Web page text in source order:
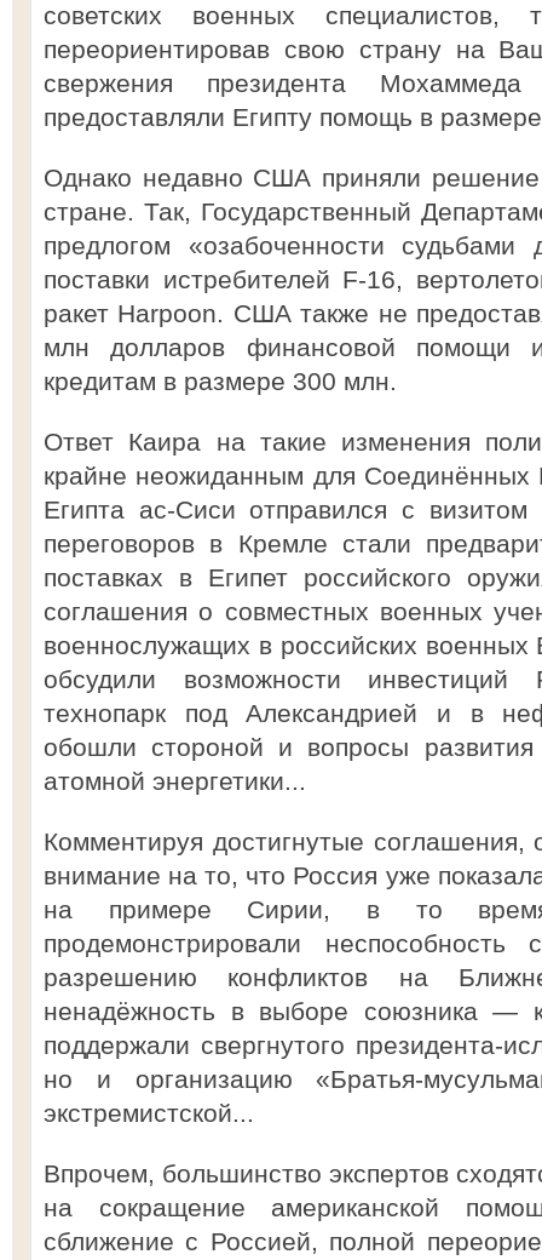
советских военных специалистов,
переориентировав свою страну на
свержения президента
предоставляли Египту помощь в
Однако недавно США приняли решение
стране. Так, Государственный
предлогом «озабоченности
поставки истребителей F-16,
ракет Harpoon. США также не
млн долларов финансовой помощи
кредитам в размере 300 млн.
Ответ Каира на такие изменения
крайне неожиданным для
Египта ас-Сиси отправился с
переговоров в Кремле стали
поставках в Египет российского
соглашения о совместных военных
военнослужащих в российских
обсудили возможности
технопарк под Александрией и в
обошли стороной и вопросы развития
атомной энергетики...
Комментируя достигнутые
внимание на то, что Россия уже
на примере Сирии, в то
продемонстрировали неспособность
разрешению конфликтов на
ненадёжность в выборе союзника —
поддержали свергнутого президента-
но и организацию «Братья-
экстремистской...
Впрочем, большинство экспертов
на сокращение американской
сближение с Россией, полной